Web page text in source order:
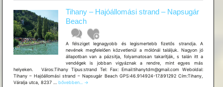
Tihany – Hajóállomási strand – Napsugár
Beach
A félsziget legnagyobb és legismertebb fizetős strandja. A
nevének megfelelően közvetlenül a mólónál találjuk. Nagyon jó
állapotban van a pázsitja, folyamatosan takarítják, s talán itt a
vendégek is jobban vigyáznak a rendre, mint egyes más
helyeken. Város:Tihany Típus:strand Tel: Fax: Email:tihanytdm@gmail.com Weboldal:
Tihany – Hajóállomási strand – Napsugár Beach GPS:46.914924-17.891292 Cím:Tihany,
Váralja utca, 8237 … Tihany
bővebben...
→